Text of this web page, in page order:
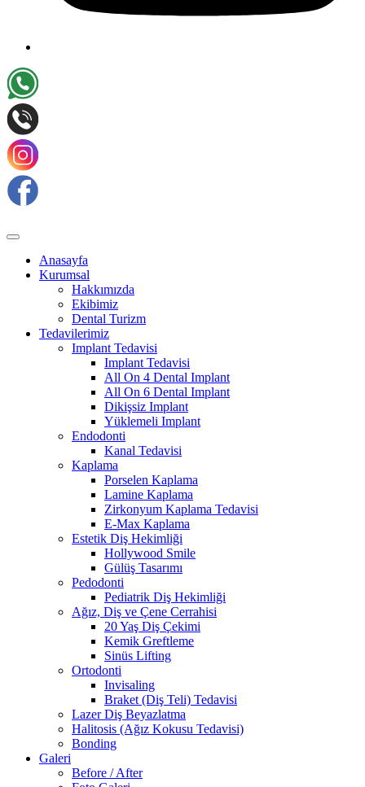
Anasayfa
Kurumsal
Hakkımızda
Ekibimiz
Dental Turizm
Tedavilerimiz
Implant Tedavisi
Implant Tedavisi
All On 4 Dental Implant
All On 6 Dental Implant
Dikişsiz Implant
Yüklemeli Implant
Endodonti
Kanal Tedavisi
Kaplama
Porselen Kaplama
Lamine Kaplama
Zirkonyum Kaplama Tedavisi
E-Max Kaplama
Estetik Diş Hekimliği
Hollywood Smile
Gülüş Tasarımı
Pedodonti
Pediatrik Diş Hekimliği
Ağız, Diş ve Çene Cerrahisi
20 Yaş Diş Çekimi
Kemik Greftleme
Sinüs Lifting
Ortodonti
Invisaling
Braket (Diş Teli) Tedavisi
Lazer Diş Beyazlatma
Halitosis (Ağız Kokusu Tedavisi)
Bonding
Galeri
Before / After